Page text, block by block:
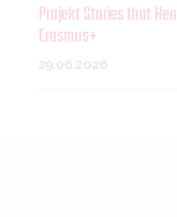
Projekt Stories that
Erasmus+
29.06.2026